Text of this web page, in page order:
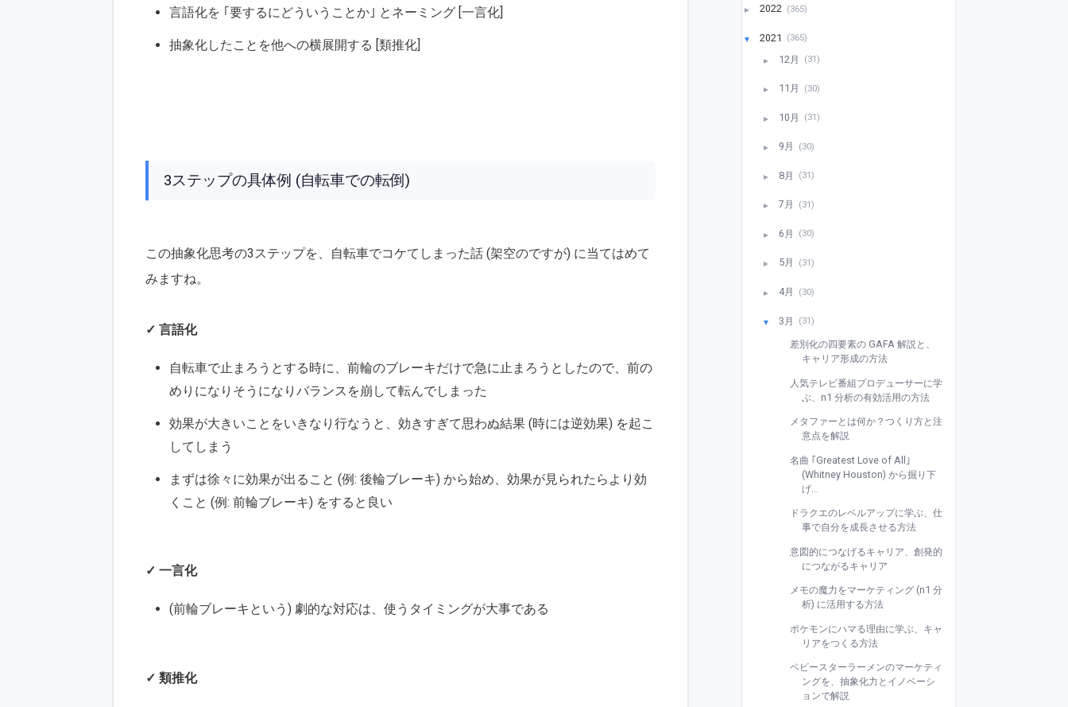
言語化を ｢要するにどういうことか｣ とネーミング [一言化]
抽象化したことを他への横展開する [類推化]
3ステップの具体例 (自転車での転倒)
この抽象化思考の3ステップを、自転車でコケてしまった話 (架空のですが) に当てはめて
みますね。
✓ 言語化
自転車で止まろうとする時に、前輪のブレーキだけで急に止まろうとしたので、前の
めりになりそうになりバランスを崩して転んでしまった
効果が大きいことをいきなり行なうと、効きすぎて思わぬ結果 (時には逆効果) を起こ
してしまう
まずは徐々に効果が出ること (例: 後輪ブレーキ) から始め、効果が見られたらより効
くこと (例: 前輪ブレーキ) をすると良い
✓ 一言化
(前輪ブレーキという) 劇的な対応は、使うタイミングが大事である
✓ 類推化
► 2022 (365)
▼ 2021 (365)
► 12月 (31)
► 11月 (30)
► 10月 (31)
► 9月 (30)
► 8月 (31)
► 7月 (31)
► 6月 (30)
► 5月 (31)
► 4月 (30)
▼ 3月 (31)
差別化の四要素の GAFA 解説と、
キャリア形成の方法
人気テレビ番組プロデューサーに学
ぶ、n1 分析の有効活用の方法
メタファーとは何か？つくり方と注
意点を解説
名曲 ｢Greatest Love of All｣
(Whitney Houston) から掘り下
げ...
ドラクエのレベルアップに学ぶ、仕
事で自分を成長させる方法
意図的につなげるキャリア、創発的
につながるキャリア
メモの魔力をマーケティング (n1 分
析) に活用する方法
ポケモンにハマる理由に学ぶ、キャ
リアをつくる方法
ベビースターラーメンのマーケティ
ングを、抽象化力とイノベーシ
ョンで解説